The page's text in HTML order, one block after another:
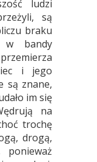
ludzi
są
braku
w bandy
i jego
są znane,
im się
na
trochę
drogą,
ponieważ